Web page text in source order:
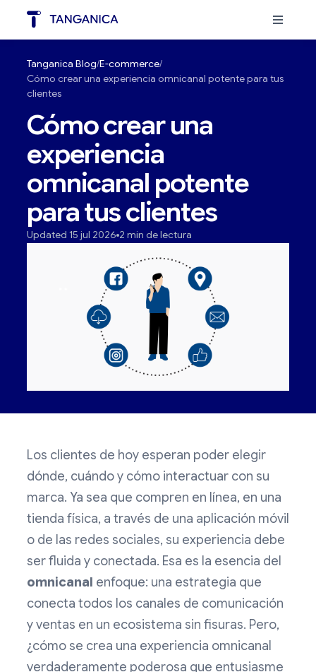
Tanganica Blog E-commerce
Cómo crear una experiencia omnicanal potente para tus
clientes
Cómo crear una
experiencia
omnicanal potente
para tus clientes
Updated 15 jul 2026 2 min de lectura
Los clientes de hoy esperan poder elegir
dónde, cuándo y cómo interactuar con su
marca. Ya sea que compren en línea, en una
tienda física, a través de una aplicación móvil
o de las redes sociales, su experiencia debe
ser fluida y conectada. Esa es la esencia del
omnicanal enfoque: una estrategia que
conecta todos los canales de comunicación
y ventas en un ecosistema sin fisuras. Pero,
¿cómo se crea una experiencia omnicanal
verdaderamente poderosa que entusiasme